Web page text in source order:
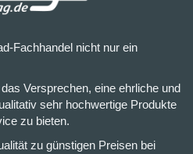
Fachhandel nicht nur ein
Versprechen, eine ehrliche und
sehr hochwertige Produkte
zu bieten.
zu günstigen Preisen bei